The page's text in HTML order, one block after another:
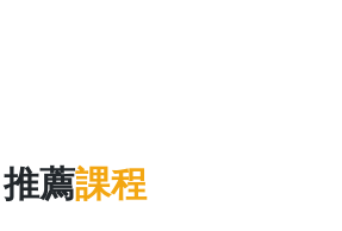
推薦課程